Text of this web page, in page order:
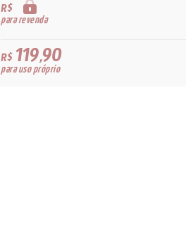
R$
para revenda
R$119,90
para uso próprio